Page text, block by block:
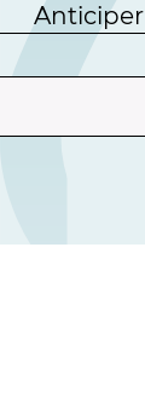
Anticiper